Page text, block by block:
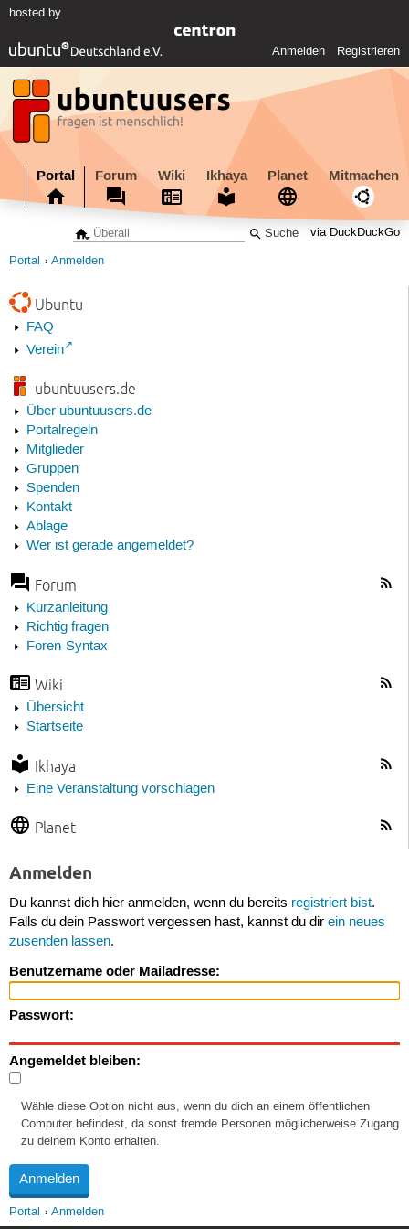
hosted by
Anmelden Registrieren
Portal Forum Wiki Ikhaya Planet Mitmachen
via DuckDuckGo
Portal Anmelden
Ubuntu
FAQ
Verein
ubuntuusers.de
Über ubuntuusers.de
Portalregeln
Mitglieder
Gruppen
Spenden
Kontakt
Ablage
Wer ist gerade angemeldet?
Forum
Kurzanleitung
Richtig fragen
Foren-Syntax
Wiki
Übersicht
Startseite
Ikhaya
Eine Veranstaltung vorschlagen
Planet
Anmelden
Du kannst dich hier anmelden, wenn du bereits registriert bist.
Falls du dein Passwort vergessen hast, kannst du dir ein neues
zusenden lassen.
Benutzername oder Mailadresse:
Passwort:
Angemeldet bleiben:
Wähle diese Option nicht aus, wenn du dich an einem öffentlichen
Computer befindest, da sonst fremde Personen möglicherweise Zugang
zu deinem Konto erhalten.
Portal Anmelden